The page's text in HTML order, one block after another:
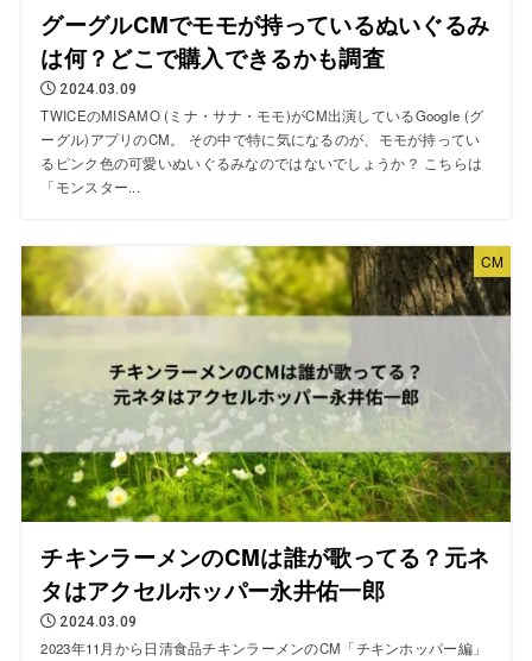
グーグルCMでモモが持っているぬいぐるみ
は何？どこで購入できるかも調査
2024.03.09
TWICEのMISAMO (ミナ・サナ・モモ)がCM出演しているGoogle (グ
ーグル)アプリのCM。 その中で特に気になるのが、モモが持ってい
るピンク色の可愛いぬいぐるみなのではないでしょうか？ こちらは
「モンスター...
CM
チキンラーメンのCMは誰が歌ってる？元ネ
タはアクセルホッパー永井佑一郎
2024.03.09
2023年11月から日清食品チキンラーメンのCM「チキンホッパー編」